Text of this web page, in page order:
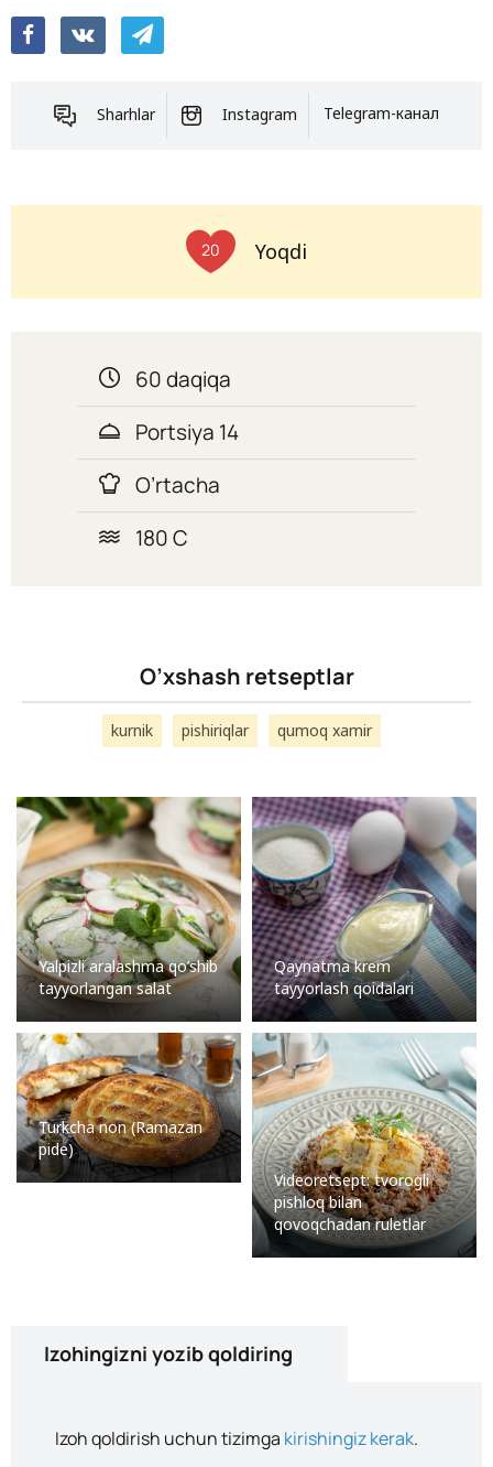
Sharhlar Instagram Telegram-канал
20 Yoqdi
60 daqiqa
Portsiya 14
O’rtacha
180 C
O’xshash retseptlar
kurnik pishiriqlar qumoq xamir
Yalpizli aralashma qo’shib
tayyorlangan salat
Qaynatma krem
tayyorlash qoidalari
Turkcha non (Ramazan
pide)
Videoretsept: tvorogli
pishloq bilan
qovoqchadan ruletlar
Izohingizni yozib qoldiring
Izoh qoldirish uchun tizimga kirishingiz kerak.